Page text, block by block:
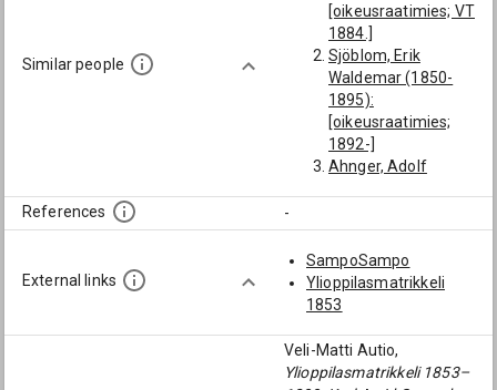
Similar people
[oikeusraatimies; VT
1884.]
Sjöblom, Erik
Waldemar (1850-
1895):
[oikeusraatimies;
1892-]
Ahnger, Adolf
Sandell, Karl
Theodor (1849-
1885):
[oikeusraatimies]
Leonard (1851-
1926):
References -
External links
SampoSampo
Ylioppilasmatrikkeli
1853
Veli-Matti Autio,
Ylioppilasmatrikkeli 1853–